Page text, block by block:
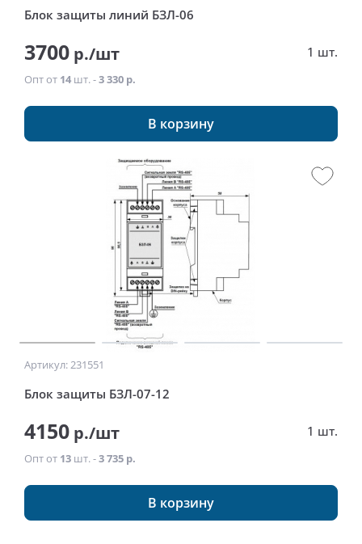
Блок защиты линий БЗЛ-06
3700 р./шт 1 шт.
Опт от 14 шт. -3 330 р.
В корзину
Артикул: 231551
Блок защиты БЗЛ-07-12
4150 р./шт 1 шт.
Опт от 13 шт. -3 735 р.
В корзину